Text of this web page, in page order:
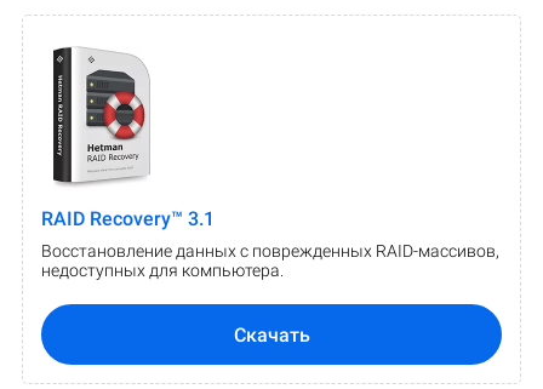
RAID Recovery™ 3.1
Восстановление данных с поврежденных RAID-массивов,
недоступных для компьютера.
Скачать